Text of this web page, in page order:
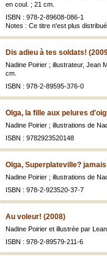
en coul. ; 21 cm.
ISBN : 978-2-89608-086-1
Notes : Ce titre n'est plus distribué.
Dis adieu à tes soldats!
Nadine Poirier ; illustrateur, Jean
cm.
ISBN : 978-2-89595-376-0
Olga, la fille aux pelures
Nadine Poirier ; illustrations de
ISBN : 9782923520148
Olga, Superplateville?
Nadine Poirier ; illustrations de
ISBN : 978-2-923520-37-7
Au voleur! (2008)
Nadine Poirier et illustrée par
ISBN : 978-2-89579-211-6